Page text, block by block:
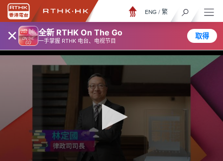
× 全新 RTHK On The Go
一手掌握 RTHK 电台、电视节目
取得
ENG / 繁